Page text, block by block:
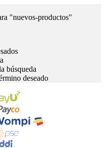
"nuevos-productos"
búsqueda
deseado